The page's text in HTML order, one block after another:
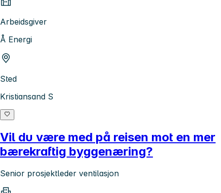
Arbeidsgiver
Å Energi
Sted
Kristiansand S
Vil du være med på reisen mot en mer
bærekraftig byggenæring?
Senior prosjektleder ventilasjon